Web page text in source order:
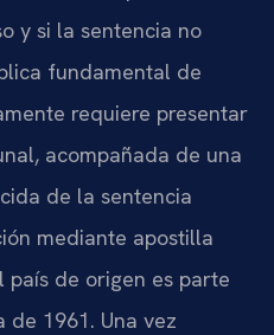
y si la sentencia no
fundamental de
requiere presentar
acompañada de una
de la sentencia
mediante apostilla
país de origen es parte
de 1961. Una vez